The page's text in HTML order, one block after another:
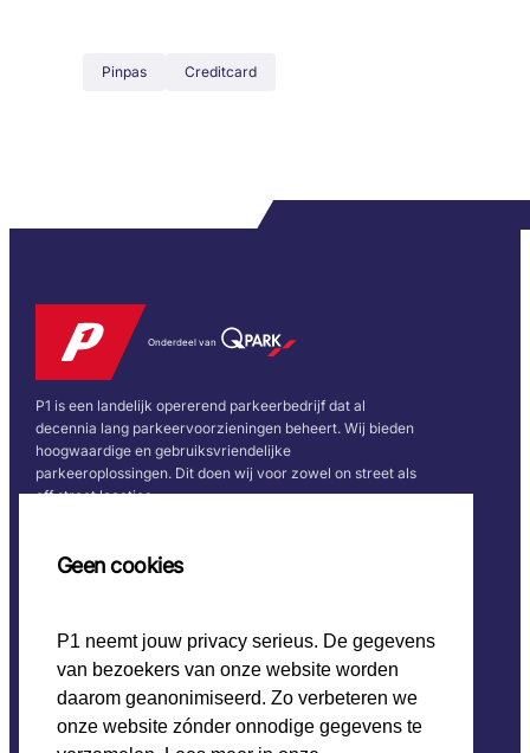
Geen cookies
P1 neemt jouw privacy serieus. De gegevens
van bezoekers van onze website worden
daarom geanonimiseerd. Zo verbeteren we
onze website zónder onnodige gegevens te
Pinpas Creditcard
Onderdeel van
P1 is een landelijk opererend parkeerbedrijf dat al
decennia lang parkeervoorzieningen beheert. Wij bieden
hoogwaardige en gebruiksvriendelijke
parkeeroplossingen. Dit doen wij voor zowel on street als
off street locaties.
Snel naar
Home
CO2 beleid
Werken bij P1
Onze keurmerken